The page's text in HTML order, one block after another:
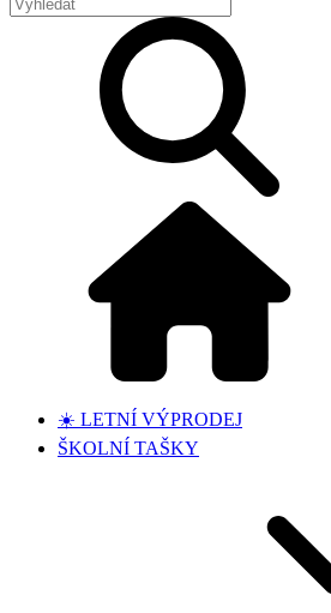
☀️ LETNÍ VÝPRODEJ
ŠKOLNÍ TAŠKY